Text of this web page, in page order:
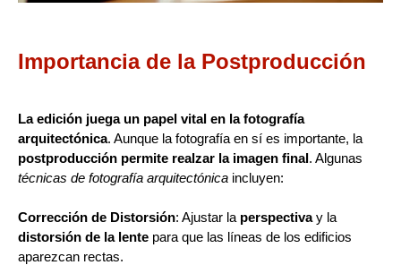
Importancia de la Postproducción
La edición juega un papel vital en la fotografía
arquitectónica. Aunque la fotografía en sí es importante, la
postproducción permite realzar la imagen final. Algunas
técnicas de fotografía arquitectónica incluyen:
Corrección de Distorsión: Ajustar la perspectivay la
distorsión de la lente para que las líneas de los edificios
aparezcan rectas.